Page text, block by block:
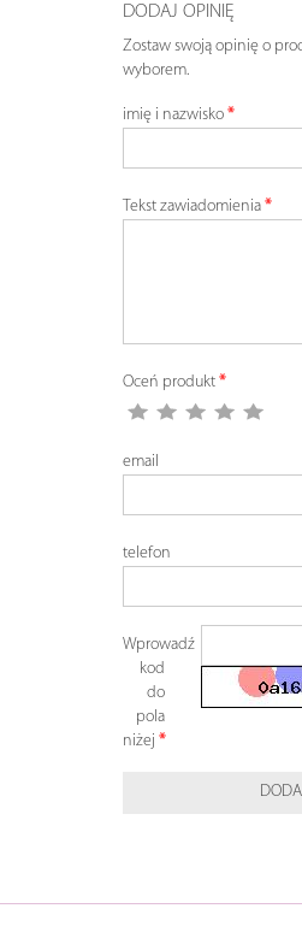
DODAJ OPINIĘ
Zostaw swoją opinię o
wyborem.
imię i nazwisko
Tekst zawiadomienia
Oceń produkt
email
telefon
Wprowadź
kod
do
pola
niżej